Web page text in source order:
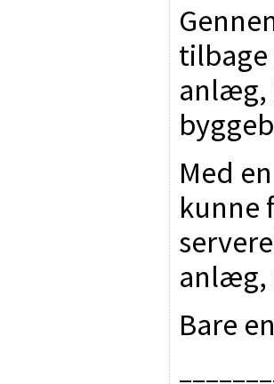
anlæg,
Med
kunne
anlæg,
Bare